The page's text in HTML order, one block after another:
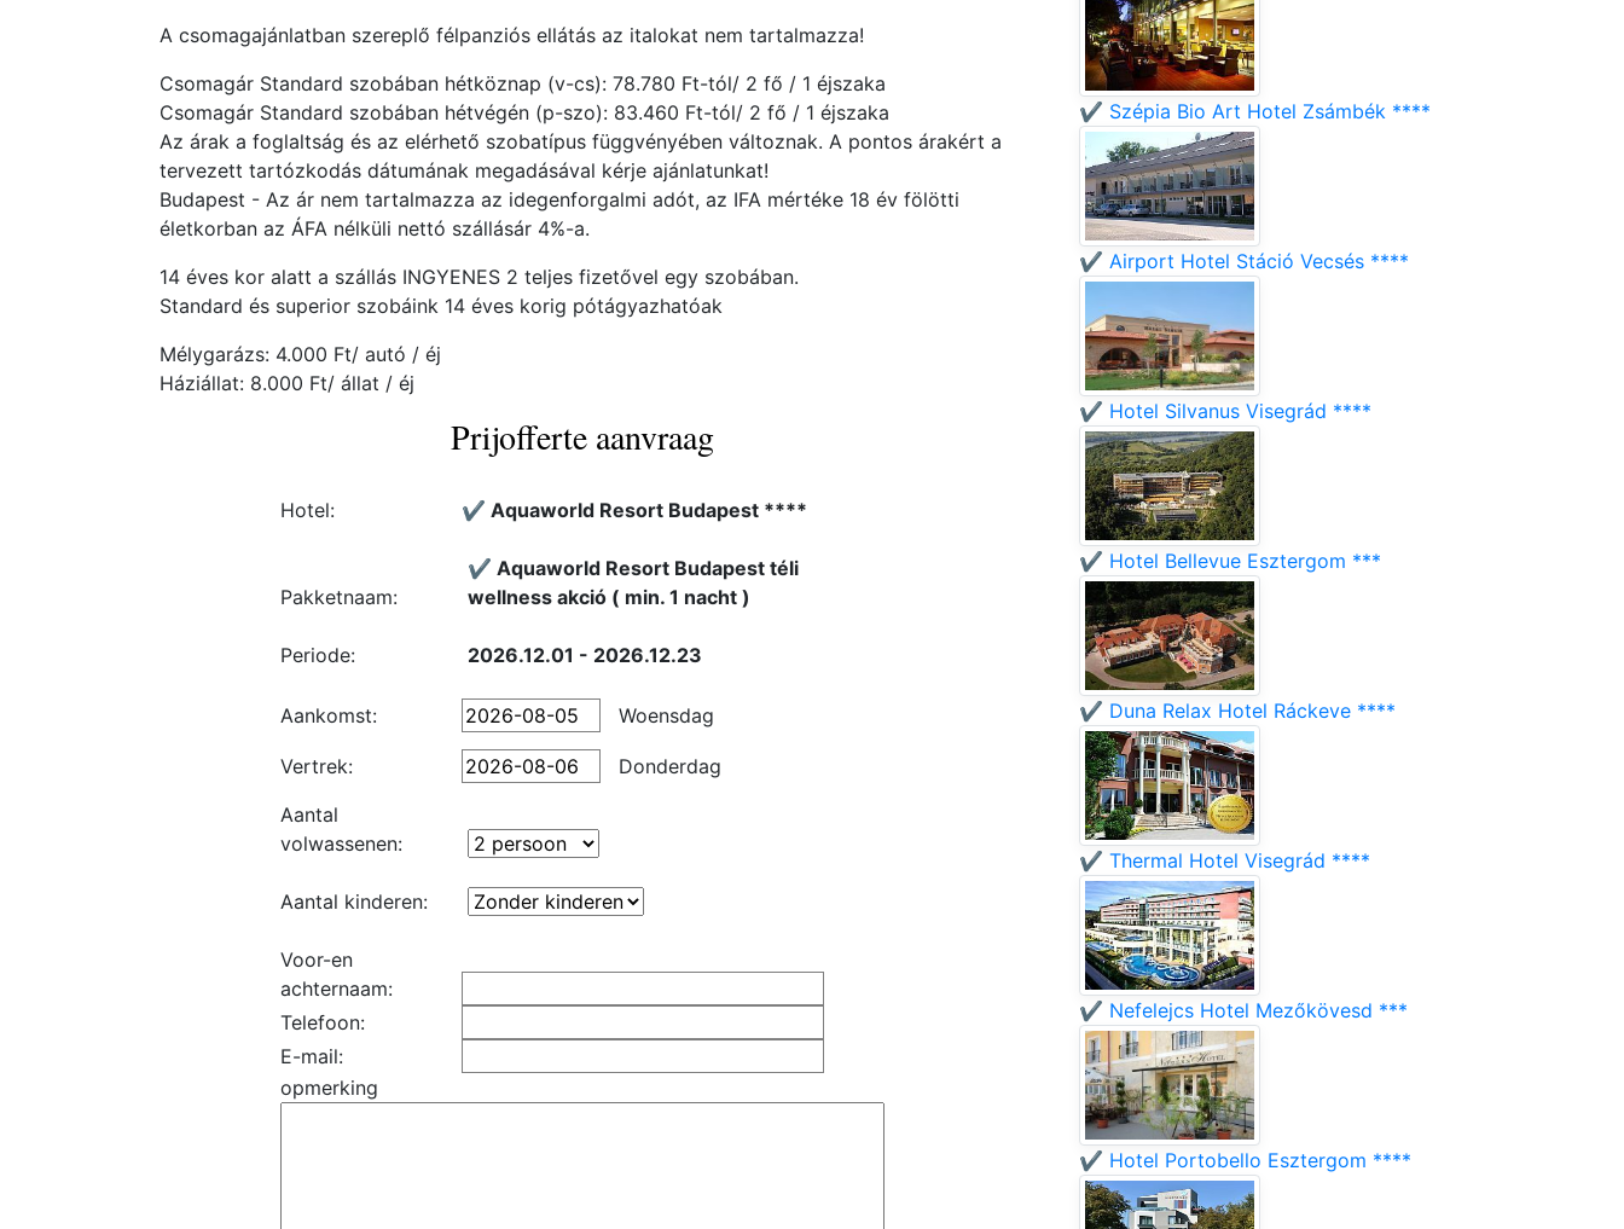
A csomagajánlatban szereplő félpanziós ellátás az italokat nem tartalmazza!
Csomagár Standard szobában hétköznap (v-cs): 78.780 Ft-tól/ 2 fő / 1 éjszaka
Csomagár Standard szobában hétvégén (p-szo): 83.460 Ft-tól/ 2 fő / 1 éjszaka
Az árak a foglaltság és az elérhető szobatípus függvényében változnak. A pontos árakért a
tervezett tartózkodás dátumának megadásával kérje ajánlatunkat!
Budapest - Az ár nem tartalmazza az idegenforgalmi adót, az IFA mértéke 18 év fölötti
életkorban az ÁFA nélküli nettó szállásár 4%-a.
14 éves kor alatt a szállás INGYENES 2 teljes fizetővel egy szobában.
Standard és superior szobáink 14 éves korig pótágyazhatóak
Mélygarázs: 4.000 Ft/ autó / éj
Háziállat: 8.000 Ft/ állat / éj
Prijofferte aanvraag
Hotel: ✔️ Aquaworld Resort Budapest ****
Pakketnaam:
✔️ Aquaworld Resort Budapest téli
wellness akció ( min. 1 nacht )
Periode: 2026.12.01 - 2026.12.23
Aankomst: Woensdag
Vertrek:
Donderdag
Aantal
volwassenen:
Aantal kinderen:
Voor-en
achternaam:
Telefoon:
E-mail:
opmerking
✔️ Szépia Bio Art Hotel Zsámbék ****
✔️ Airport Hotel Stáció Vecsés ****
✔️ Hotel Silvanus Visegrád ****
✔️ Hotel Bellevue Esztergom ***
✔️ Duna Relax Hotel Ráckeve ****
✔️ Thermal Hotel Visegrád ****
✔️ Nefelejcs Hotel Mezőkövesd ***
✔️ Hotel Portobello Esztergom ****